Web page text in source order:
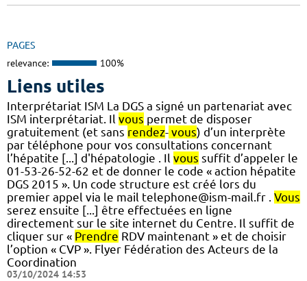
PAGES
relevance: 100%
Liens utiles
Interprétariat ISM La DGS a signé un partenariat avec
ISM interprétariat. Il vous permet de disposer
gratuitement (et sans rendez- vous) d’un interprète
par téléphone pour vos consultations concernant
l’hépatite [...] d'hépatologie . Il vous suffit d’appeler le
01-53-26-52-62 et de donner le code « action hépatite
DGS 2015 ». Un code structure est créé lors du
premier appel via le mail telephone@ism-mail.fr . Vous
serez ensuite [...] être effectuées en ligne
directement sur le site internet du Centre. Il suffit de
cliquer sur « Prendre RDV maintenant » et de choisir
l’option « CVP ». Flyer Fédération des Acteurs de la
Coordination
03/10/2024 14:53